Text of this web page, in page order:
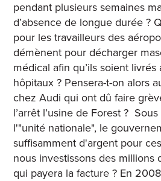
pendant plusieurs semaines
d’absence de longue durée ?
pour les travailleurs des
démènent pour décharger
médical afin qu’ils soient
hôpitaux ? Pensera-t-on alors
chez Audi qui ont dû faire
l’arrêt l’usine de Forest ?
l'"unité nationale", le
suffisamment d'argent pour
nous investissons des millions
qui payera la facture ? En